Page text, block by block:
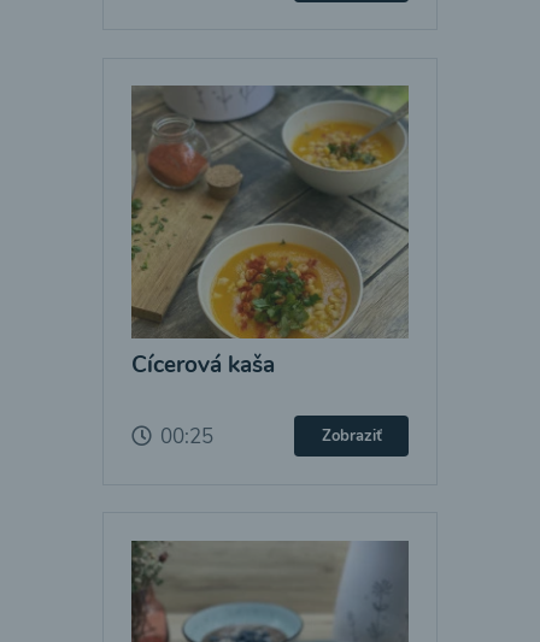
Cícerová kaša
00:25 Zobraziť